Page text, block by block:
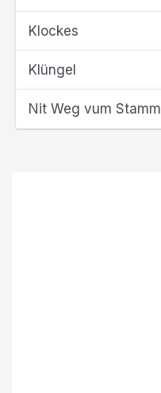
Klockes
Klüngel
Nit Weg vum Stamm